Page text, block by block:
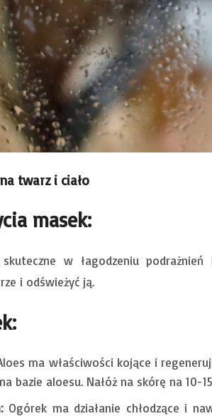
twarz i ciało
masek:
w łagodzeniu
i odświeżyć ją.
ma właściwości kojące i
bazie aloesu. Nałóż na skórę na 10-
Ogórek ma działanie chłodzące i